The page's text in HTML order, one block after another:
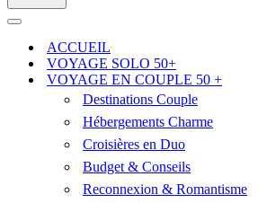
Menu
navigationACCUEIL
VOYAGE SOLO 50+
VOYAGE EN COUPLE 50 +
Destinations Couple
Hébergements Charme
Croisières en Duo
Budget & Conseils
Reconnexion & Romantisme